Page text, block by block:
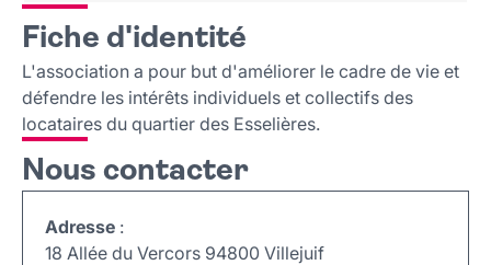
Fiche d'identité
Nous contacter
Fiche d'identité
L'association a pour but d'améliorer le cadre de vie et
défendre les intérêts individuels et collectifs des
locataires du quartier des Esselières.
Nous contacter
Adresse :
18 Allée du Vercors 94800 Villejuif